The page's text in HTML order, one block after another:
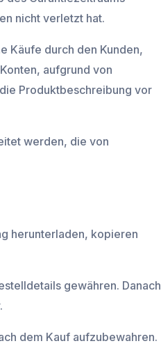
nicht verletzt hat.
Käufe durch den Kunden,
aufgrund von
Produktbeschreibung vor
werden, die von
herunterladen, kopieren
gewähren. Danach
dem Kauf aufzubewahren.